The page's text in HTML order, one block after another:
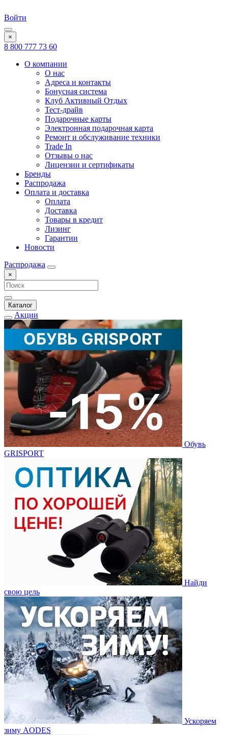
Войти
×
8 800 777 73 60
О компании
О нас
Адреса и контакты
Бонусная система
Клуб Активный Отдых
Тест-драйв
Подарочные карты
Электронная подарочная карта
Ремонт и обслуживание техники
Trade In
Отзывы о нас
Лицензии и сертификаты
Бренды
Распродажа
Оплата и доставка
Оплата
Доставка
Товары в кредит
Лизинг
Гарантии
Новости
Распродажа
×
Каталог
Акции
Обувь
GRISPORT
Найди
свою цель
Ускоряем
зиму AODES